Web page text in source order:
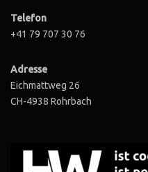
Telefon
+41 79 707 30 76
Adresse
Eichmattweg 26
CH-4938 Rohrbach